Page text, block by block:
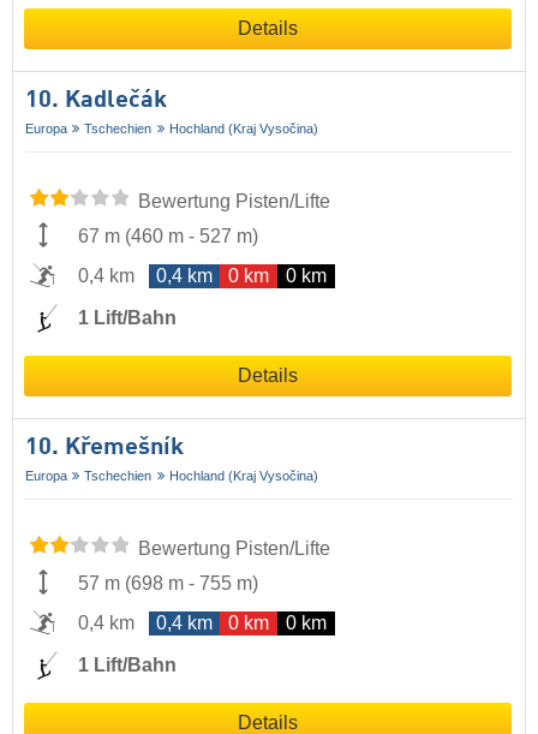
Details
10. Kadlečák
Europa Tschechien Hochland (Kraj Vysočina)
Bewertung Pisten/Lifte
67 m (460 m - 527 m)
0,4 km
0,4 km 0 km 0 km
1 Lift/Bahn
Details
10. Křemešník
Europa Tschechien Hochland (Kraj Vysočina)
Bewertung Pisten/Lifte
57 m (698 m - 755 m)
0,4 km
0,4 km 0 km 0 km
1 Lift/Bahn
Details